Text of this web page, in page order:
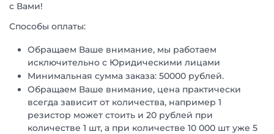
с Вами!
Способы оплаты:
Обращаем Ваше внимание, мы работаем
исключительно с Юридическими лицами
Минимальная сумма заказа: 50000 рублей.
Обращаем Ваше внимание, цена практически
всегда зависит от количества, например 1
резистор может стоить и 20 рублей при
количестве 1 шт, а при количестве 10 000 шт уже 5